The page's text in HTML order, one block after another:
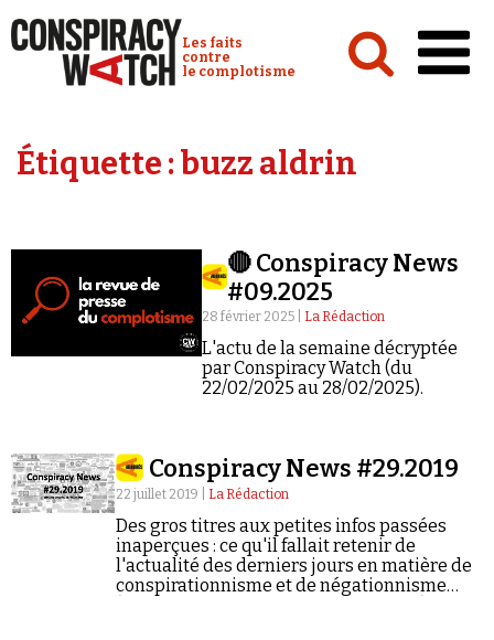
Conspiracy Watch :
Les faits
contre
le complotisme
Analyses
Vidéos
Émissions
Revues de presse
Newsletter
Étiquette :buzz aldrin
🔴 Conspiracy News
#09.2025
28 février 2025 | La Rédaction
L'actu de la semaine décryptée
par Conspiracy Watch (du
22/02/2025 au 28/02/2025).
Conspiracy News #29.2019
22 juillet 2019 | La Rédaction
Des gros titres aux petites infos passées
inaperçues : ce qu'il fallait retenir de
l'actualité des derniers jours en matière de
conspirationnisme et de négationnisme